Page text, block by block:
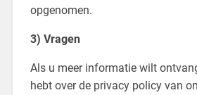
opgenomen.
3) Vragen
Als u meer informatie wilt
hebt over de privacy policy van